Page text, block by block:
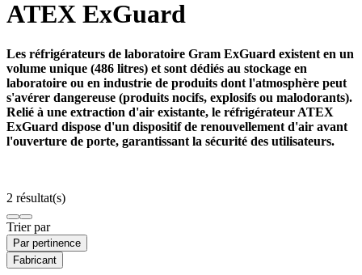
ATEX ExGuard
Les réfrigérateurs de laboratoire Gram ExGuard existent en un
volume unique (486 litres) et sont dédiés au stockage en
laboratoire ou en industrie de produits dont l'atmosphère peut
s'avérer dangereuse (produits nocifs, explosifs ou malodorants).
Relié à une extraction d'air existante, le réfrigérateur ATEX
ExGuard dispose d'un dispositif de renouvellement d'air avant
l'ouverture de porte, garantissant la sécurité des utilisateurs.
2 résultat(s)
Trier par
Par pertinence
Fabricant